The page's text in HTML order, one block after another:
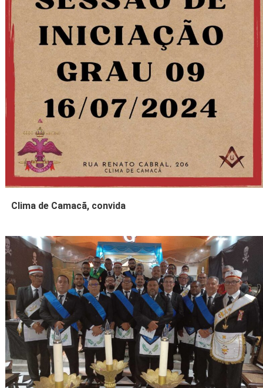
Clima de Camacã, convida